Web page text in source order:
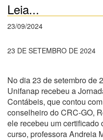
Leia...
23/09/2024
23 DE SETEMBRO DE 2024
No dia 23 de setembro de
Unifanap recebeu a
Contábeis, que contou
conselheiro do CRC-GO,
ele recebeu um certificado
curso, professora Andreia